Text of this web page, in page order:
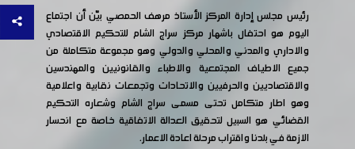
رئيس مجلس إدارة المركز الأستاذ مرهف الحمصي بيّن أن اجتماع
اليوم هو احتفال باشهار مركز سراج الشام للتحكيم الاقتصادي
والاداري والمدني والمحلي والدولي وهو مجموعة متكاملة من
جميع الاطياف المجتمعية والاطباء والقانونيين والمهندسين
والاقتصاديين والحرفيين والاتحادات وتجمعات نقابية واعلامية
وهو اطار متكامل تحتى مسمى سراج الشام وشعاره التحكيم
القضائي هو السبيل لتحقيق العدالة الاتفاقية خاصة مع انحسار
الازمة في بلدنا واقتراب مرحلة اعادة الاعمار.